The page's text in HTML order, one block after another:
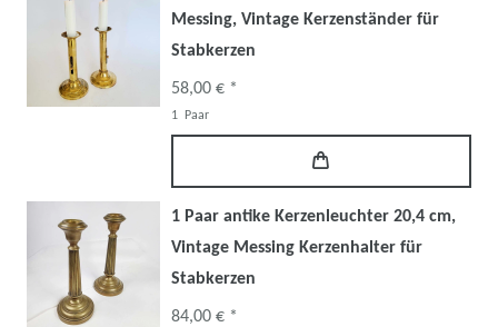
Messing, Vintage Kerzenständer für
Stabkerzen
58,00 € *
1 Paar
1 Paar antike Kerzenleuchter 20,4 cm,
Vintage Messing Kerzenhalter für
Stabkerzen
84,00 € *